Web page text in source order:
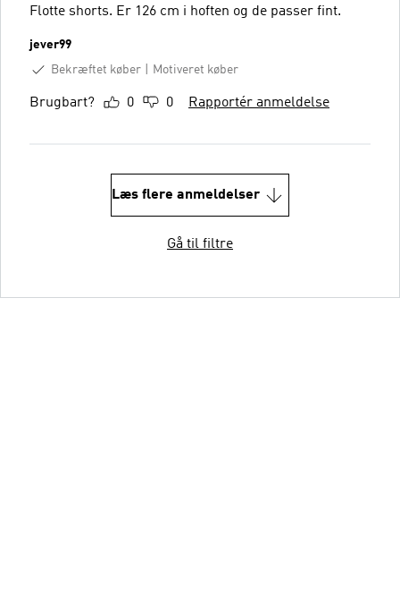
Flotte shorts. Er 126 cm i hoften og de passer fint.
jever99
Bekræftet køber
Motiveret køber
Brugbart? 0 0 Rapportér anmeldelse
Læs flere anmeldelser
Gå til filtre